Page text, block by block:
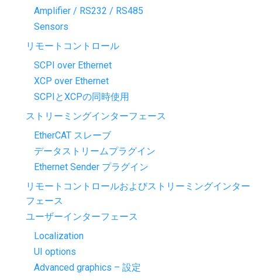
Amplifier / RS232 / RS485
Sensors
リモートコントロール
SCPI over Ethernet
XCP over Ethernet
SCPIとXCPの同時使用
ストリーミングインターフェース
EtherCAT スレーブ
データストリームプラグイン
Ethernet Sender プラグイン
リモートコントロールおよびストリーミングインター
フェース
ユーザーインターフェース
Localization
UI options
Advanced graphics – 設定